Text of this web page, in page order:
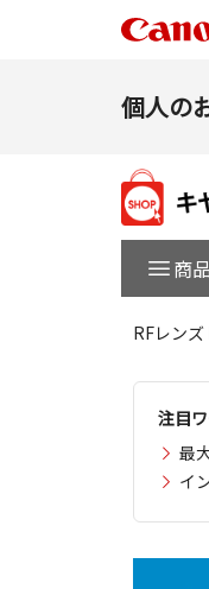
個人の
商
RFレン
注目
最
イ